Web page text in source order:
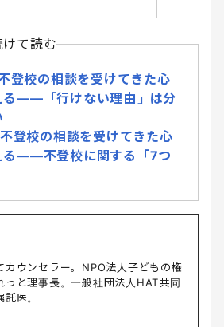
て読む
登校の相談を受けてきた心
る――「行けない理由」は分
登校の相談を受けてきた心
る――不登校に関する「7つ
カウンセラー。NPO法人子どもの権
っと理事長。一般社団法人HAT共同
医。